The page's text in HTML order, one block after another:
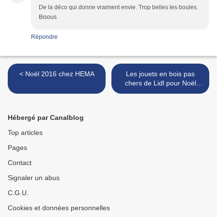
De la déco qui donne vraiment envie. Trop belles les boules.
Bisous
Répondre
< Noël 2016 chez HEMA
Les jouets en bois pas
chers de Lidl pour Noël
2016 >
Hébergé par Canalblog
Top articles
Pages
Contact
Signaler un abus
C.G.U.
Cookies et données personnelles